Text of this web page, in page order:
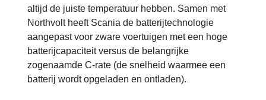
altijd de juiste temperatuur hebben. Samen met
Northvolt heeft Scania de batterijtechnologie
aangepast voor zware voertuigen met een hoge
batterijcapaciteit versus de belangrijke
zogenaamde C-rate (de snelheid waarmee een
batterij wordt opgeladen en ontladen).